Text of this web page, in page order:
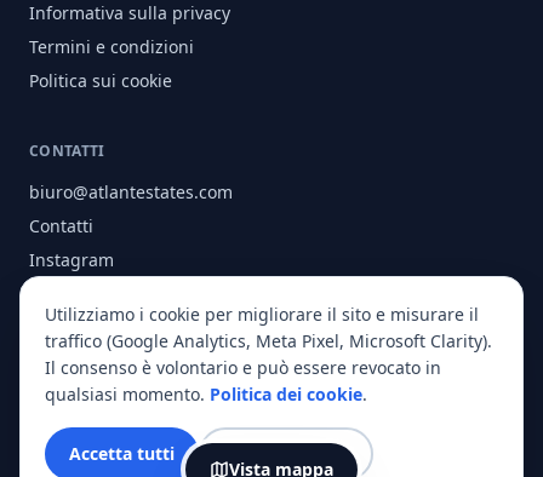
Vista mappa
Informativa sulla privacy
Termini e condizioni
Politica sui cookie
CONTATTI
biuro@atlantestates.com
Contatti
Instagram
Chi siamo
© 2026 Atlant Estates. Tutti i diritti riservati.
Utilizziamo i cookie per migliorare il sito e misurare il
traffico (Google Analytics, Meta Pixel, Microsoft Clarity).
Il consenso è volontario e può essere revocato in
qualsiasi momento. Politica dei cookie.
Accetta tutti Solo essenziali